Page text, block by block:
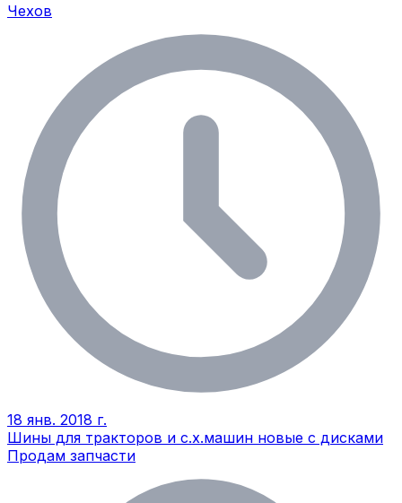
Чехов
18 янв. 2018 г.
Шины для тракторов и с.х.машин новые с дисками
Продам запчасти